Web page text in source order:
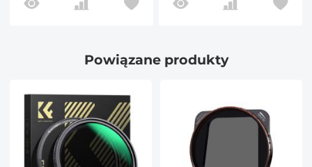
Powiązane produkty